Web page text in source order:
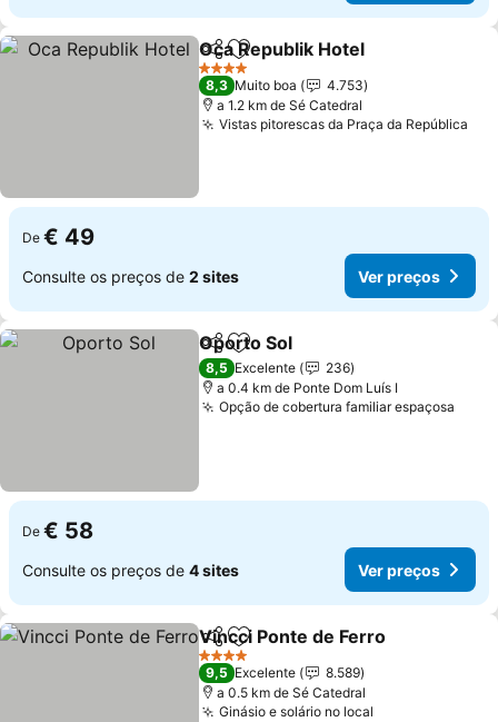
PartilharAdicionar aos favoritos
Oca Republik Hotel
4 Estrelas
8,3 Muito boa
4.753
a 1.2 km de Sé Catedral
Vistas pitorescas da Praça da República
De € 49
Consulte os preços de 2 sites Ver preços
PartilharAdicionar aos favoritos
Oporto Sol
8,5 Excelente
236
a 0.4 km de Ponte Dom Luís I
Opção de cobertura familiar espaçosa
De € 58
Consulte os preços de 4 sites Ver preços
PartilharAdicionar aos favoritos
Vincci Ponte de Ferro
4 Estrelas
9,5 Excelente
8.589
a 0.5 km de Sé Catedral
Ginásio e solário no local